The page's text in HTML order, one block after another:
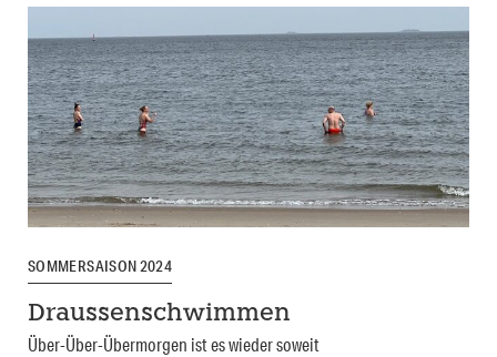
SOMMERSAISON 2024
Draussenschwimmen
Über-Über-Übermorgen ist es wieder soweit